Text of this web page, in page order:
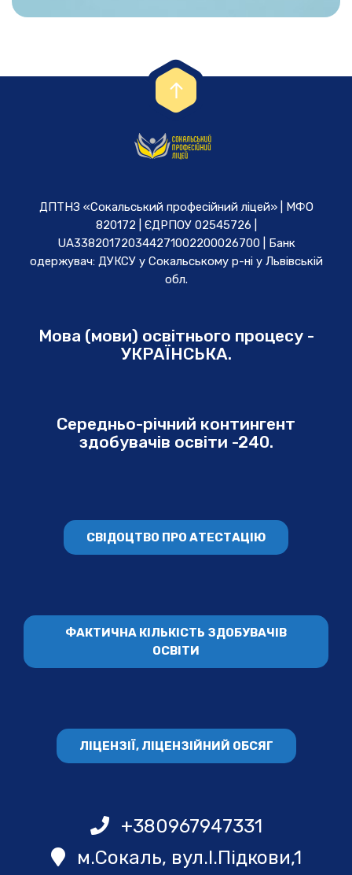
ДПТНЗ «Сокальський професійний ліцей» | МФО
820172 | ЄДРПОУ 02545726 |
UA338201720344271002200026700 | Банк
одержувач: ДУКСУ у Cокальському р-ні у Львівській
обл.
Мова (мови) освітнього процесу -
УКРАЇНСЬКА.
Середньо-річний контингент
здобувачів освіти -240.
СВІДОЦТВО ПРО АТЕСТАЦІЮ
ФАКТИЧНА КІЛЬКІСТЬ ЗДОБУВАЧІВ
ОСВІТИ
ЛІЦЕНЗІЇ, ЛІЦЕНЗІЙНИЙ ОБСЯГ
+380967947331
м.Сокаль, вул.І.Підкови,1